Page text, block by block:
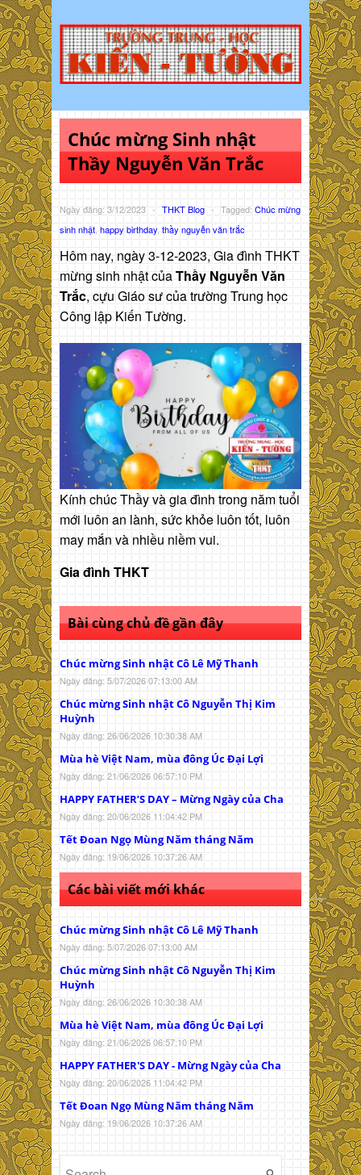
Chúc mừng Sinh nhật
Thầy Nguyễn Văn Trắc
Ngày đăng: 3/12/2023 - THKT Blog - Tagged: Chúc mừng
sinh nhật happy birthday thầy nguyễn văn trắc
Hôm nay, ngày 3-12-2023, Gia đình THKT
mừng sinh nhật củaThầy Nguyễn Văn
Trắc, cựu Giáo sư của trường Trung học
Công lập Kiến Tường.
Kính chúc Thầy và gia đình trong năm tuổi
mới luôn an lành, sức khỏe luôn tốt, luôn
may mắn và nhiều niềm vui.
Gia đình THKT
Bài cùng chủ đề gần đây
Chúc mừng Sinh nhật Cô Lê Mỹ Thanh
Ngày đăng: 5/07/2026 07:13:00 AM
Chúc mừng Sinh nhật Cô Nguyễn Thị Kim
Huỳnh
Ngày đăng: 26/06/2026 10:30:38 AM
Mùa hè Việt Nam, mùa đông Úc Đại Lợi
Ngày đăng: 21/06/2026 06:57:10 PM
HAPPY FATHER’S DAY – Mừng Ngày của Cha
Ngày đăng: 20/06/2026 11:04:42 PM
Tết Đoan Ngọ Mùng Năm tháng Năm
Ngày đăng: 19/06/2026 10:37:26 AM
Các bài viết mới khác
Chúc mừng Sinh nhật Cô Lê Mỹ Thanh
Ngày đăng: 5/07/2026 07:13:00 AM
Chúc mừng Sinh nhật Cô Nguyễn Thị Kim
Huỳnh
Ngày đăng: 26/06/2026 10:30:38 AM
Mùa hè Việt Nam, mùa đông Úc Đại Lợi
Ngày đăng: 21/06/2026 06:57:10 PM
HAPPY FATHER'S DAY - Mừng Ngày của Cha
Ngày đăng: 20/06/2026 11:04:42 PM
Tết Đoan Ngọ Mùng Năm tháng Năm
Ngày đăng: 19/06/2026 10:37:26 AM